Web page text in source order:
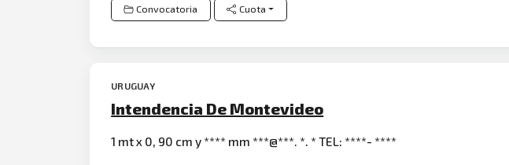
Convocatoria Cuota
URUGUAY
Intendencia De Montevideo
1 mt x 0, 90 cm y **** mm ***@***. *. * TEL: ****- ****